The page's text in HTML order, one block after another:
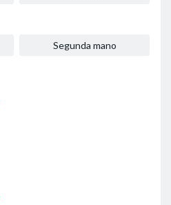
Segunda mano